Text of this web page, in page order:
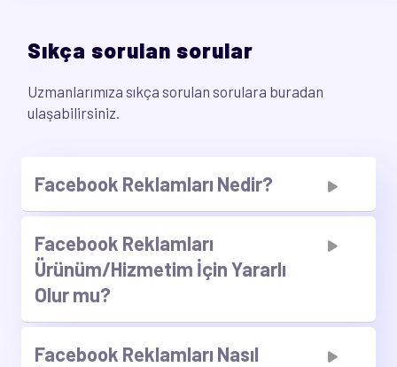
Sıkça sorulan sorular
Uzmanlarımıza sıkça sorulan sorulara buradan
ulaşabilirsiniz.
Facebook Reklamları Nedir?
Facebook Reklamları
Ürünüm/Hizmetim İçin Yararlı
Olur mu?
Facebook Reklamları Nasıl